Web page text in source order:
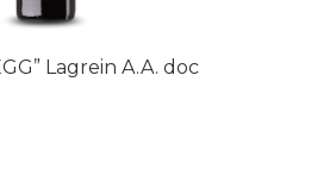
Lagrein A.A. doc